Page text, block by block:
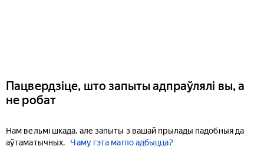
Пацвердзіце, што запыты адпраўлялі вы, а
не робат
Нам вельмі шкада, але запыты з вашай прылады падобныя да
аўтаматычных.
Чаму гэта магло адбыцца?